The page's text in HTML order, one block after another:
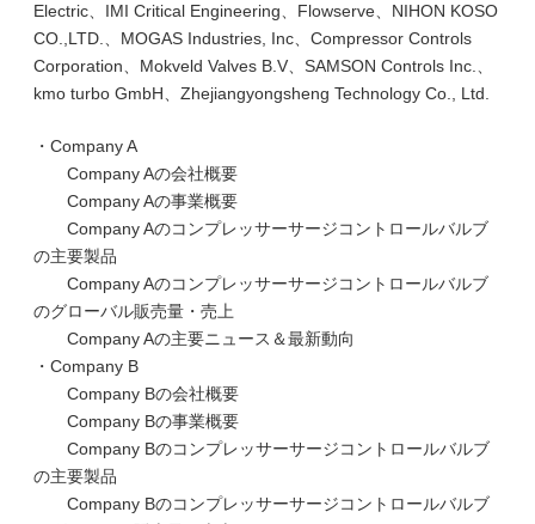
Electric、IMI Critical Engineering、Flowserve、NIHON KOSO
CO.,LTD.、MOGAS Industries, Inc、Compressor Controls
Corporation、Mokveld Valves B.V、SAMSON Controls Inc.、
kmo turbo GmbH、Zhejiangyongsheng Technology Co., Ltd.
・Company A
Company Aの会社概要
Company Aの事業概要
Company Aのコンプレッサーサージコントロールバルブ
の主要製品
Company Aのコンプレッサーサージコントロールバルブ
のグローバル販売量・売上
Company Aの主要ニュース＆最新動向
・Company B
Company Bの会社概要
Company Bの事業概要
Company Bのコンプレッサーサージコントロールバルブ
の主要製品
Company Bのコンプレッサーサージコントロールバルブ